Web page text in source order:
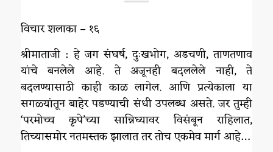
विचार शलाका – १६
श्रीमाताजी : हे जग संघर्ष, दुःखभोग, अडचणी, ताणतणाव
यांचे बनलेले आहे. ते अजूनही बदललेले नाही, ते
बदलण्यासाठी काही काळ लागेल. आणि प्रत्येकाला या
सगळ्यांतून बाहेर पडण्याची संधी उपलब्ध असते. जर तुम्ही
‘परमोच्च कृपे’च्या सान्निध्यावर विसंबून राहिलात,
तिच्यासमोर नतमस्तक झालात तर तोच एकमेव मार्ग आहे…